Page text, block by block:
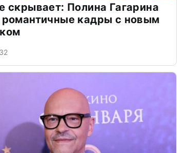
скрывает: Полина Гагарина
романтичные кадры с новым